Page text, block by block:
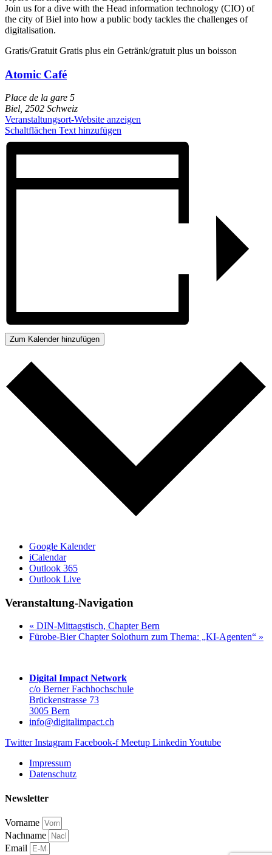
Join us for a dive with the Head information technology (CIO) of
the city of Biel into how a public body tackles the challenges of
digitalisation.
Gratis/Gratuit Gratis plus ein Getränk/gratuit plus un boisson
Atomic Café
Place de la gare 5
Biel 2502 Schweiz
Veranstaltungsort-Website anzeigen
Schaltflächen Text hinzufügen
Zum Kalender hinzufügen
Google Kalender
iCalendar
Outlook 365
Outlook Live
Veranstaltung-Navigation
« DIN-Mittagstisch, Chapter Bern
Fürobe-Bier Chapter Solothurn zum Thema: „KI-Agenten“ »
Digital Impact Network
c/o Berner Fachhochschule
Brückenstrasse 73
3005 Bern
info@digitalimpact.ch
Twitter Instagram Facebook-f Meetup Linkedin Youtube
Impressum
Datenschutz
Newsletter
Vorname
Nachname
Email